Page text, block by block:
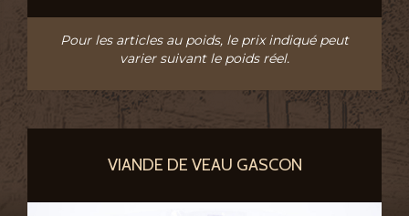
Contact
A découvrir
Pour les articles au poids, le prix indiqué peut
varier suivant le poids réel.
VIANDE DE VEAU GASCON